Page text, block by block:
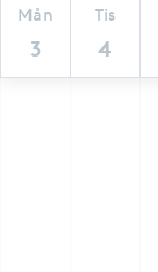
Mån
3
Tis
4